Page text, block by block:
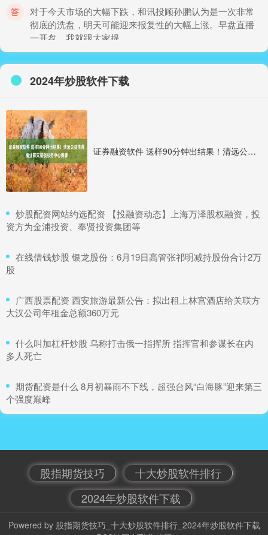
对于今天市场的大幅下跌，和讯投顾孙鹏认为是一次非常
彻底的洗盘，明天可能迎来报复性的大幅上涨。早盘直播
一开盘，我就跟大家提
股指期货技巧： 2026-06-29
船赛在广州南沙鸣笛开幕。这是粤港澳大湾区帆船赛连续
第四年在南沙
网上炒股融资平台 央行：5月8日起降息，15日起降准
十大炒股软件排行
调公开市场7天期逆回购操作利率0.1个百分点。自5月15日
起，下调
股市开杠杆 消失三年，中文第一社区天涯今日归来！互动功能
在暂停访问长达三年之后股市开杠杆，“中文网络第一社区”
线上股票配资软件 深证50指数ETF今日合计成交额1.28亿元，
十大炒股软件排行： 2026-06-06
统计显示线上股票配资软件，深证50指数ETF今日合计成
交额1.28亿元，环比上一交易日增加6580.39万元，环比增
股票买卖平台 【投融资动态】有色产业股权转让融资
2024年炒股软件下载 ： 2026-05-27
证券之星消息，根据天眼查APP于6月11日公布的信息整
易额未披露。 有
2024年炒股软件下载
证券融资软件 送样90分钟出结果！清远公益性养殖业防灾减损服务中心揭牌
​炒股配资网站约选配资 【投融资动态】上海万泽股权融资，投
资方为金浦投资、奉贤投资集团等
​在线借钱炒股 银龙股份：6月19日高管张祁明减持股份合计2万
股
​广西股票配资 西安旅游最新公告：拟出租上林宫酒店给关联方
大汉公司年租金总额360万元
​什么叫加杠杆炒股 乌称打击俄一指挥所 指挥官和参谋长在内
多人死亡
​期货配资是什么 8月初暴雨不下线，超强台风“白海豚”迎来第三
个强度巅峰
股指期货技巧
十大炒股软件排行
2024年炒股软件下载
Powered by 股指期货技巧_十大炒股软件排行_2024年炒股软件下载